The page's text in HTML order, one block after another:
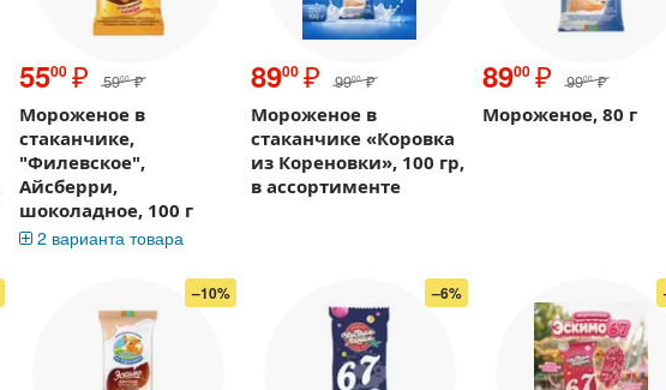
5500 ₽ 5900 ₽
Мороженое в
стаканчике,
"Филевское",
Айсберри,
шоколадное, 100 г
2 варианта товара
8900 ₽ 9900 ₽
Мороженое в
стаканчике «Коровка
из Кореновки», 100 гр,
в ассортименте
8900 ₽ 9900 ₽
Мороженое, 80 г
–10% –6%